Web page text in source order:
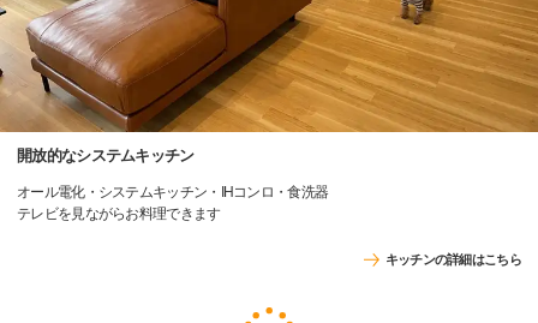
開放的なシステムキッチン
オール電化・システムキッチン・IHコンロ・食洗器
テレビを見ながらお料理できます
キッチンの詳細はこちら